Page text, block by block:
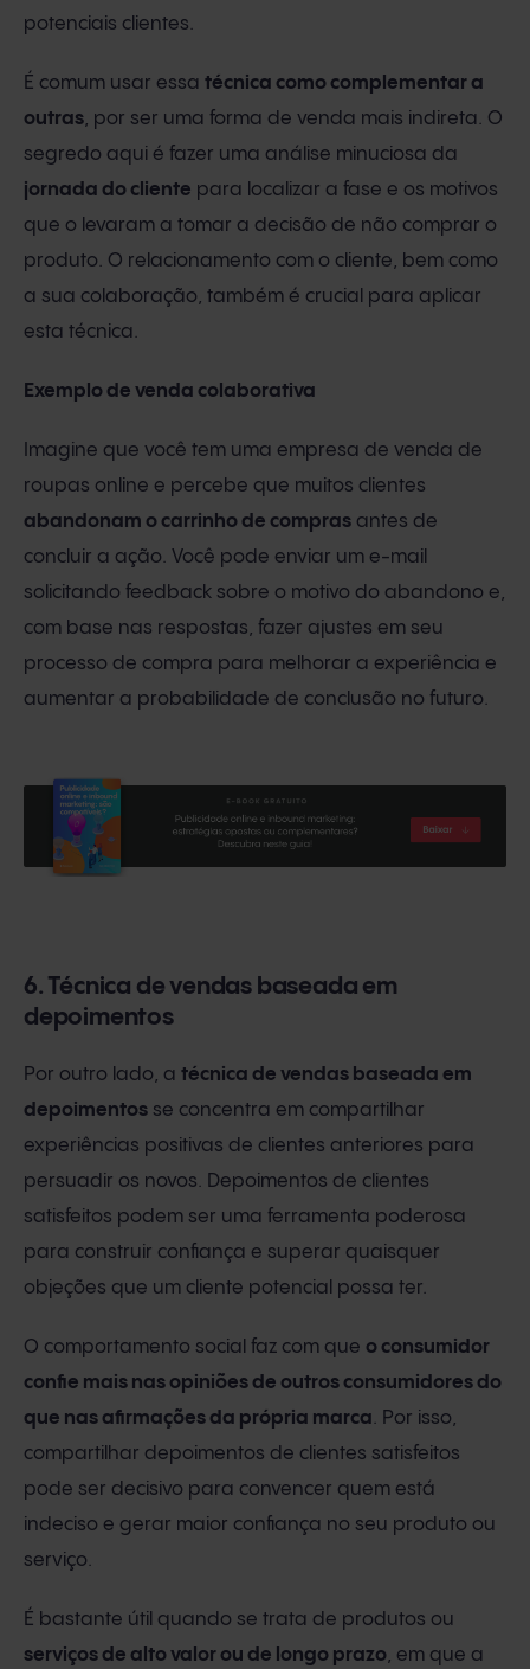
potenciais clientes.
É comum usar essa técnica como complementar a
outras, por ser uma forma de venda mais indireta. O
segredo aqui é fazer uma análise minuciosa da
jornada do cliente para localizar a fase e os motivos
que o levaram a tomar a decisão de não comprar o
produto. O relacionamento com o cliente, bem como
a sua colaboração, também é crucial para aplicar
esta técnica.
Exemplo de venda colaborativa
Imagine que você tem uma empresa de venda de
roupas online e percebe que muitos clientes
abandonam o carrinho de compras antes de
concluir a ação. Você pode enviar um e-mail
solicitando feedback sobre o motivo do abandono e,
com base nas respostas, fazer ajustes em seu
processo de compra para melhorar a experiência e
aumentar a probabilidade de conclusão no futuro.
6. Técnica de vendas baseada em
depoimentos
Por outro lado, a técnica de vendas baseada em
depoimentos se concentra em compartilhar
experiências positivas de clientes anteriores para
persuadir os novos. Depoimentos de clientes
satisfeitos podem ser uma ferramenta poderosa
para construir confiança e superar quaisquer
objeções que um cliente potencial possa ter.
O comportamento social faz com que o consumidor
confie mais nas opiniões de outros consumidores do
que nas afirmações da própria marca. Por isso,
compartilhar depoimentos de clientes satisfeitos
pode ser decisivo para convencer quem está
indeciso e gerar maior confiança no seu produto ou
serviço.
É bastante útil quando se trata de produtos ou
serviços de alto valor ou de longo prazo, em que a